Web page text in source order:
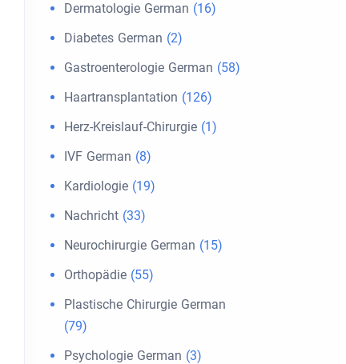
Dermatologie German (16)
Diabetes German (2)
Gastroenterologie German (58)
Haartransplantation (126)
Herz-Kreislauf-Chirurgie (1)
IVF German (8)
Kardiologie (19)
Nachricht (33)
Neurochirurgie German (15)
Orthopädie (55)
Plastische Chirurgie German
(79)
Psychologie German (3)